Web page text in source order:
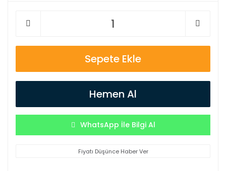
Sepete Ekle
Hemen Al
WhatsApp İle Bilgi Al
Fiyatı Düşünce Haber Ver